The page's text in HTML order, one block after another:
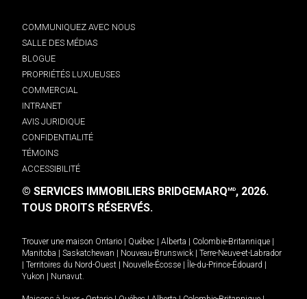
COMMUNIQUEZ AVEC NOUS
SALLE DES MÉDIAS
BLOGUE
PROPRIÉTÉS LUXUEUSES
COMMERCIAL
INTRANET
AVIS JURIDIQUE
CONFIDENTIALITÉ
TÉMOINS
ACCESSIBILITÉ
© SERVICES IMMOBILIERS BRIDGEMARQMD, 2026.
TOUS DROITS RÉSERVÉS.
Trouver une maison Ontario Québec Alberta Colombie-Britannique
Manitoba
Saskatchewan Nouveau-Brunswick
Terre-Neuve-et-Labrador
Territoires du Nord-Ouest Nouvelle-Écosse Île-du-Prince-Édouard
Yukon
Nunavut.